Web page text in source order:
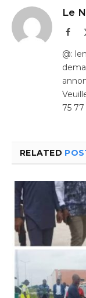
Le
@:
75
RELATED